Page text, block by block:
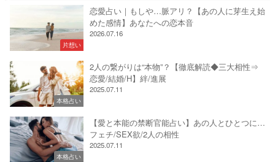
片想い
恋愛占い｜もしや…脈アリ？【あの人に芽生え始
めた感情】あなたへの恋本音
2026.07.16
本格占い
2人の繋がりは“本物”？【徹底解読◆三大相性⇒
恋愛/結婚/H】絆/進展
2025.07.11
本格占い
【愛と本能の禁断官能占い】あの人とひとつに…
フェチ/SEX欲/2人の相性
2025.07.11